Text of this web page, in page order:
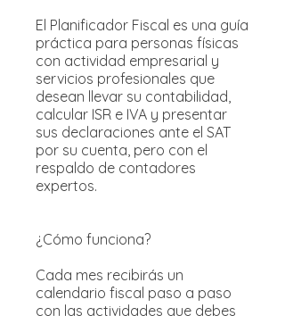
El Planificador Fiscal es una guía
práctica para personas físicas
con actividad empresarial y
servicios profesionales que
desean llevar su contabilidad,
calcular ISR e IVA y presentar
sus declaraciones ante el SAT
por su cuenta, pero con el
respaldo de contadores
expertos.
¿Cómo funciona?
Cada mes recibirás un
calendario fiscal paso a paso
con las actividades que debes